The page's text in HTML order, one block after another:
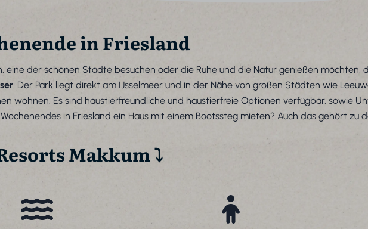
in Friesland
eine der schönen Städte besuchen oder die Ruhe und die Natur genießen möchten,
. Der Park liegt direkt am IJsselmeer und in der Nähe von großen Städten wie
wohnen. Es sind haustierfreundliche und haustierfreie Optionen verfügbar, sowie
in Friesland ein Haus mit einem Bootssteg mieten? Auch das gehört zu
Makkum ⤵